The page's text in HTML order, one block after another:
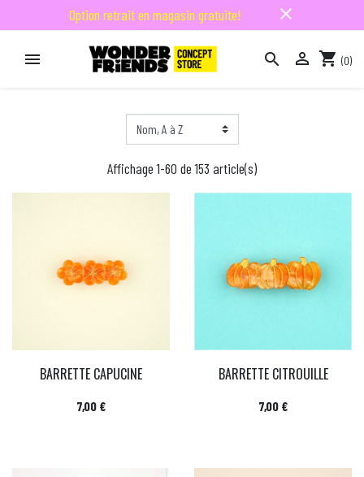
Option retrait en magasin gratuite! close
   shopping_cart (0)
Affichage 1-60 de 153 article(s)
BARRETTE CAPUCINE
Prix
7,00 €
BARRETTE CITROUILLE
Prix
7,00 €